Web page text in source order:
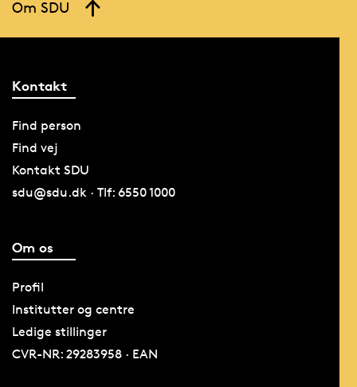
Om SDU
Kontakt
Find person
Find vej
Kontakt SDU
sdu@sdu.dk · Tlf: 6550 1000
Om os
Profil
Institutter og centre
Ledige stillinger
CVR-NR: 29283958 · EAN